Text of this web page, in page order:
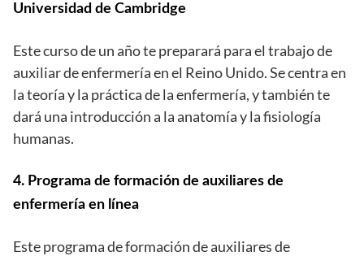
Universidad de Cambridge
Este curso de un año te preparará para el trabajo de
auxiliar de enfermería en el Reino Unido. Se centra en
la teoría y la práctica de la enfermería, y también te
dará una introducción a la anatomía y la fisiología
humanas.
4. Programa de formación de auxiliares de
enfermería en línea
Este programa de formación de auxiliares de